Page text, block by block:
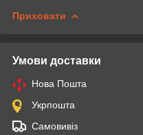
Приховати
Умови доставки
Нова Пошта
Укрпошта
Самовивіз